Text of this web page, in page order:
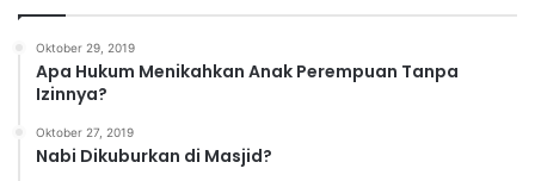
g
Oktober 29, 2019
Apa Hukum Menikahkan Anak Perempuan Tanpa
Izinnya?
Oktober 27, 2019
Nabi Dikuburkan di Masjid?